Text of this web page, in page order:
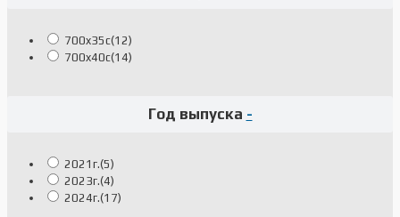
700x35c(12)
700x40c(14)
Год выпуска -
2021г.(5)
2023г.(4)
2024г.(17)